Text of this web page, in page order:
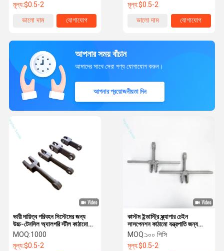
মূল্য:$0.5-2
ভালো দাম
যোগাযোগ
মূল্য:$0.5-2
ভালো দাম
যোগাযোগ
আপনার সময় বাঁচান
আমাদের সাথে সেরা পণ্য যোগাযোগ করুন।
আপনার প্রয়োজনীয়তা দিন
কাস্টম ইন্ডাস্ট্রি স্ক্র্যাপার চেইন
সাসপেনশন কাঠামো যন্ত্রপাতি জন্য
ছাঁটাই চেইন
MOQ:১০০ পিসি
মূল্য:$0.5-2
ভারী দায়িত্ব পরিবহন সিস্টেমের জন্য
উচ্চ-টেনসিল অ্যালগরি স্টীল কাঠামো
চেইন
MOQ:1000
মূল্য:$0.5-2